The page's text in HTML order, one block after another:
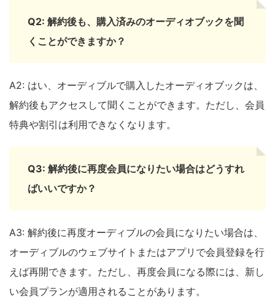
Q2: 解約後も、購入済みのオーディオブックを聞
くことができますか？
A2: はい、オーディブルで購入したオーディオブックは、
解約後もアクセスして聞くことができます。ただし、会員
特典や割引は利用できなくなります。
Q3: 解約後に再度会員になりたい場合はどうすれ
ばいいですか？
A3: 解約後に再度オーディブルの会員になりたい場合は、
オーディブルのウェブサイトまたはアプリで会員登録を行
えば再開できます。ただし、再度会員になる際には、新し
い会員プランが適用されることがあります。